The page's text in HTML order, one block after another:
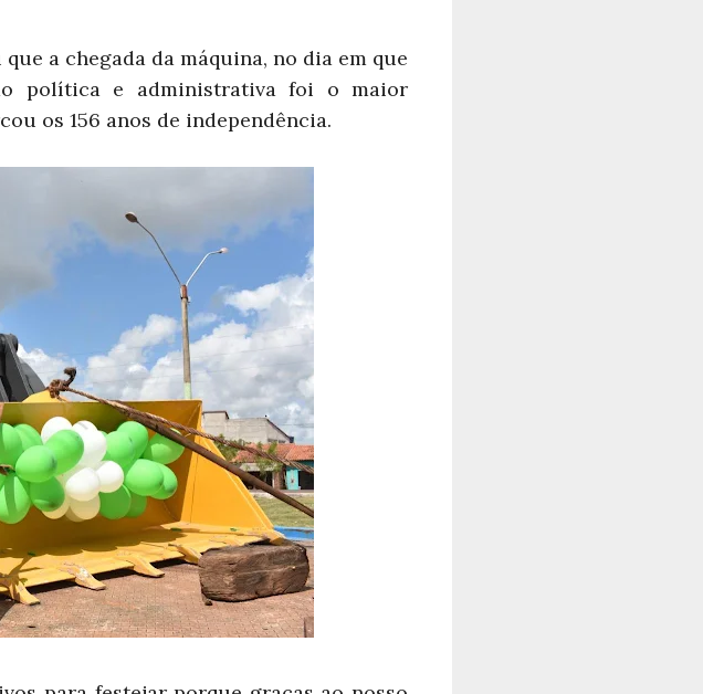
a chegada da máquina, no dia em que
política e administrativa foi o maior
os 156 anos de independência.